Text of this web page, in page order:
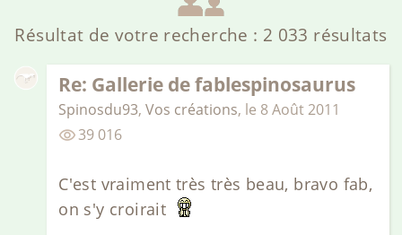
Résultat de votre recherche : 2 033 résultats
Re: Gallerie de fablespinosaurus
Spinosdu93, Vos créations, le 8 Août 2011
39 016
C'est vraiment très très beau, bravo fab,
on s'y croirait